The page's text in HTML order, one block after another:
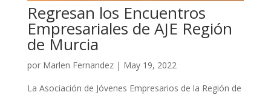
Regresan los Encuentros
Empresariales de AJE Región
de Murcia
por Marlen Fernandez| May 19, 2022
La Asociación de Jóvenes Empresarios de la Región de